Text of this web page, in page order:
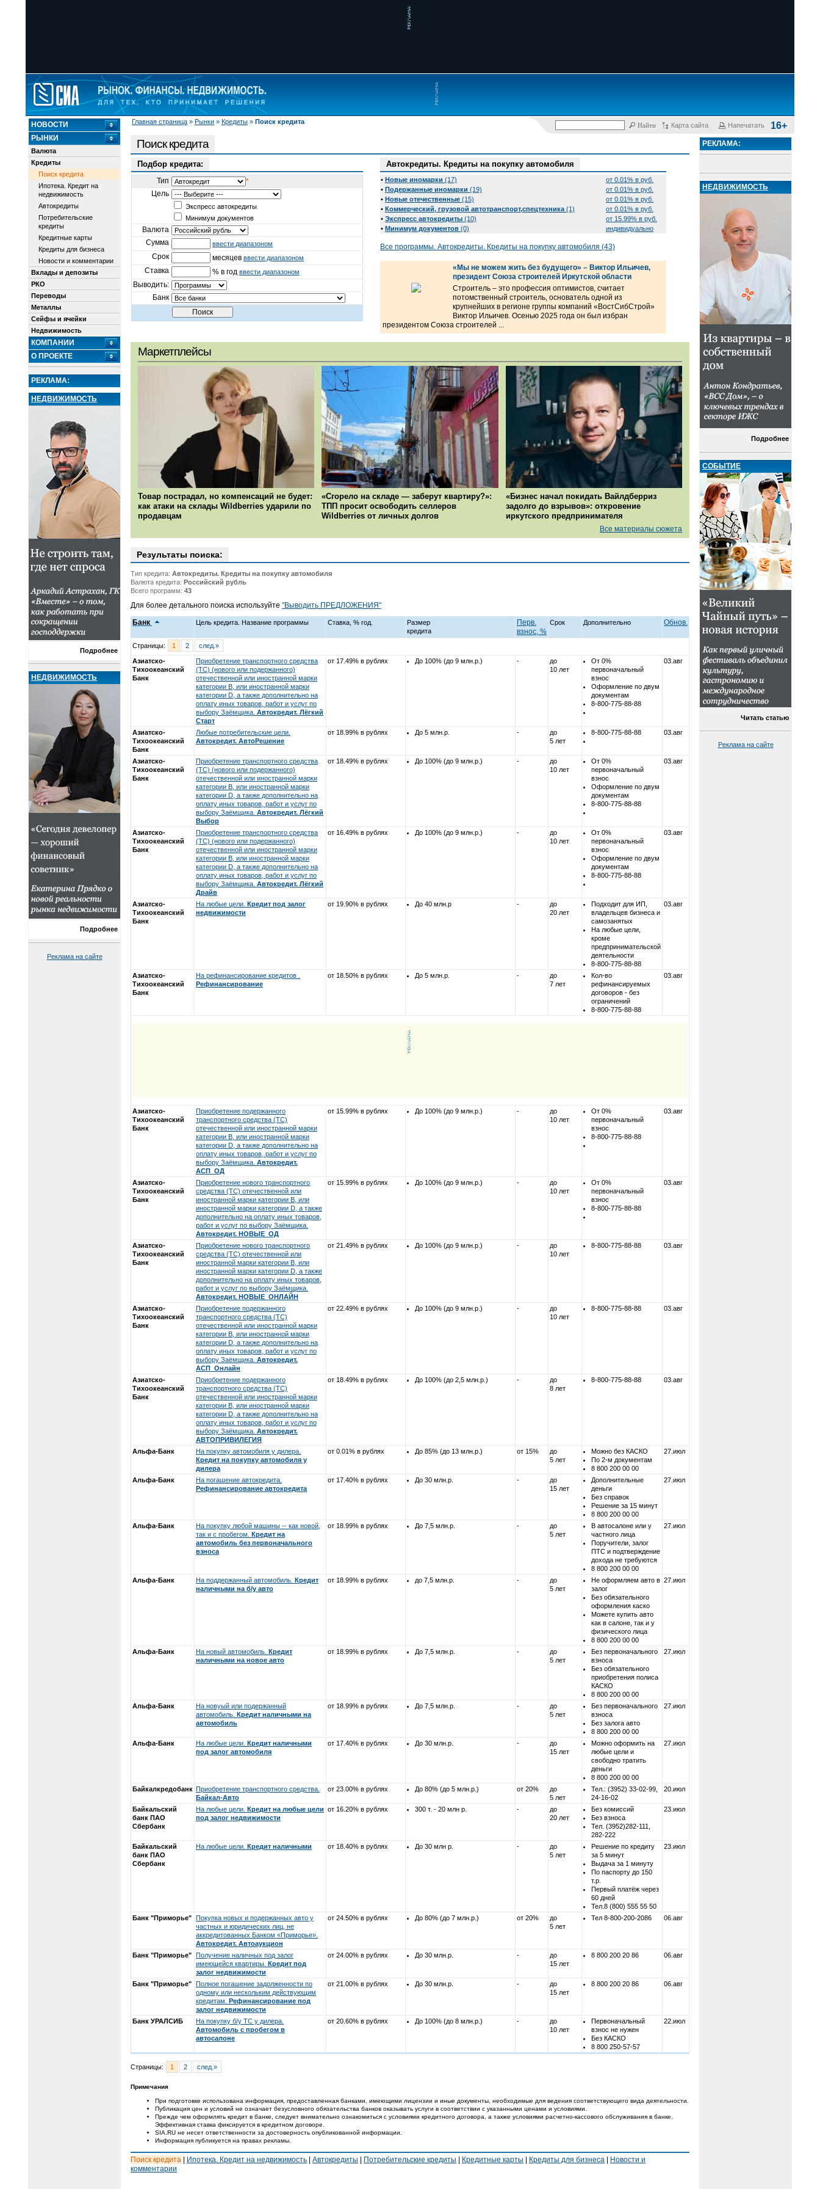
Главная страница » Рынки » Кредиты » Поиск кредита
Карта сайта Напечатать 16+
НОВОСТИ
РЫНКИ
Валюта
Кредиты
Поиск кредита
Ипотека. Кредит на
недвижимость
Автокредиты
Потребительские
кредиты
Кредитные карты
Кредиты для бизнеса
Новости и комментарии
Вклады и депозиты
РКО
Переводы
Металлы
Сейфы и ячейки
Недвижимость
КОМПАНИИ
О ПРОЕКТЕ
РЕКЛАМА:
НЕДВИЖИМОСТЬ
Подробнее
НЕДВИЖИМОСТЬ
Подробнее
Реклама на сайте
Поиск кредита
Подбор кредита:
Тип
*
Цель
Экспресс автокредиты
Минимум документов
Валюта
Сумма
ввести диапазоном
Срок месяцев ввести диапазоном
Ставка % в год ввести диапазоном
Выводить:
Банк
Автокредиты. Кредиты на покупку автомобиля
• Новые иномарки (17)
от 0.01% в руб.
• Подержанные иномарки (19)
от 0.01% в руб.
• Новые отечественные (15)
от 0.01% в руб.
• Коммерческий, грузовой автотранспорт,спецтехника (1)
от 0.01% в руб.
• Экспресс автокредиты (10)
от 15.99% в руб.
• Минимум документов (0) индивидуально
Все программы. Автокредиты. Кредиты на покупку автомобиля (43)
«Мы не можем жить без будущего» – Виктор Ильичев,
президент Союза строителей Иркутской области
Строитель – это профессия оптимистов, считает
потомственный строитель, основатель одной из
крупнейших в регионе группы компаний «ВостСибСтрой»
Виктор Ильичев. Осенью 2025 года он был избран
президентом Союза строителей ...
Маркетплейсы
Товар пострадал, но компенсаций не будет:
как атаки на склады Wildberries ударили по
продавцам
«Сгорело на складе — заберут квартиру?»:
ТПП просит освободить селлеров
Wildberries от личных долгов
«Бизнес начал покидать Вайлдберриз
задолго до взрывов»: откровение
иркутского предпринимателя
Все материалы сюжета
Результаты поиска:
Тип кредита: Автокредиты. Кредиты на покупку автомобиля
Валюта кредита: Российский рубль
Всего программ: 43
Для более детального поиска используйте "Выводить ПРЕДЛОЖЕНИЯ"
Банк
Цель кредита. Название программы Ставка, % год.
Размер
кредита
Перв.
взнос, %
Срок Дополнительно Обнов.
Страницы: 1 2 след.»
Азиатско-
Тихоокеанский
Банк
Приобретение транспортного средства
(ТС) (нового или подержанного)
отечественной или иностранной марки
категории В, или иностранной марки
категории D, а также дополнительно на
оплату иных товаров, работ и услуг по
выбору Заёмщика. Автокредит. Лёгкий
Старт
от 17.49% в рублях До 100% (до 9 млн.р.) -
до
10 лет
От 0%
первоначальный
взнос
Оформление по двум
документам
8-800-775-88-88
03.авг
Азиатско-
Тихоокеанский
Банк
Любые потребительские цели.
Автокредит. АвтоРешение
от 18.99% в рублях До 5 млн.р. -
до
5 лет
8-800-775-88-88 03.авг
Азиатско-
Тихоокеанский
Банк
Приобретение транспортного средства
(ТС) (нового или подержанного)
отечественной или иностранной марки
категории В, или иностранной марки
категории D, а также дополнительно на
оплату иных товаров, работ и услуг по
выбору Заёмщика. Автокредит. Лёгкий
Выбор
от 18.49% в рублях До 100% (до 9 млн.р.) -
до
10 лет
От 0%
первоначальный
взнос
Оформление по двум
документам
8-800-775-88-88
03.авг
Азиатско-
Тихоокеанский
Банк
Приобретение транспортного средства
(ТС) (нового или подержанного)
отечественной или иностранной марки
категории В, или иностранной марки
категории D, а также дополнительно на
оплату иных товаров, работ и услуг по
выбору Заёмщика. Автокредит. Лёгкий
Драйв
от 16.49% в рублях До 100% (до 9 млн.р.) -
до
10 лет
От 0%
первоначальный
взнос
Оформление по двум
документам
8-800-775-88-88
03.авг
Азиатско-
Тихоокеанский
Банк
На любые цели. Кредит под залог
недвижимости
от 19.90% в рублях До 40 млн.р -
до
20 лет
Подходит для ИП,
владельцев бизнеса и
самозанятых
На любые цели,
кроме
предпринимательской
деятельности
8-800-775-88-88
03.авг
Азиатско-
Тихоокеанский
Банк
На рефинансирование кредитов .
Рефинансирование
от 18.50% в рублях До 5 млн.р. -
до
7 лет
Кол-во
рефинансируемых
договоров - без
ограничений
8-800-775-88-88
03.авг
Азиатско-
Тихоокеанский
Банк
Приобретение подержанного
транспортного средства (ТС)
отечественной или иностранной марки
категории В, или иностранной марки
категории D, а также дополнительно на
оплату иных товаров, работ и услуг по
выбору Заёмщика. Автокредит.
АСП_ОД
от 15.99% в рублях До 100% (до 9 млн.р.) -
до
10 лет
От 0%
первоначальный
взнос
8-800-775-88-88
03.авг
Азиатско-
Тихоокеанский
Банк
Приобретение нового транспортного
средства (ТС) отечественной или
иностранной марки категории В, или
иностранной марки категории D, а также
дополнительно на оплату иных товаров,
работ и услуг по выбору Заёмщика.
Автокредит. НОВЫЕ_ОД
от 15.99% в рублях До 100% (до 9 млн.р.) -
до
10 лет
От 0%
первоначальный
взнос
8-800-775-88-88
03.авг
Азиатско-
Тихоокеанский
Банк
Приобретение нового транспортного
средства (ТС) отечественной или
иностранной марки категории В, или
иностранной марки категории D, а также
дополнительно на оплату иных товаров,
работ и услуг по выбору Заёмщика.
Автокредит. НОВЫЕ_ОНЛАЙН
от 21.49% в рублях До 100% (до 9 млн.р.) -
до
10 лет
8-800-775-88-88 03.авг
Азиатско-
Тихоокеанский
Банк
Приобретение подержанного
транспортного средства (ТС)
отечественной или иностранной марки
категории В, или иностранной марки
категории D, а также дополнительно на
оплату иных товаров, работ и услуг по
выбору Заёмщика. Автокредит.
АСП_Онлайн
от 22.49% в рублях До 100% (до 9 млн.р.) -
до
10 лет
8-800-775-88-88 03.авг
Азиатско-
Тихоокеанский
Банк
Приобретение подержанного
транспортного средства (ТС)
отечественной или иностранной марки
категории В, или иностранной марки
категории D, а также дополнительно на
оплату иных товаров, работ и услуг по
выбору Заёмщика. Автокредит.
АВТОПРИВИЛЕГИЯ
от 18.49% в рублях До 100% (до 2,5 млн.р.) -
до
8 лет
8-800-775-88-88 03.авг
Альфа-Банк
На покупку автомобиля у дилера.
Кредит на покупку автомобиля у
дилера
от 0.01% в рублях До 85% (до 13 млн.р.) от 15%
до
5 лет
Можно без КАСКО
По 2-м документам
8 800 200 00 00
27.июл
Альфа-Банк
На погашение автокредита.
Рефинансирование автокредита
от 17.40% в рублях До 30 млн.р. -
до
15 лет
Дополнительные
деньги
Без справок
Решение за 15 минут
8 800 200 00 00
27.июл
Альфа-Банк
На покупку любой машины -- как новой,
так и с пробегом. Кредит на
автомобиль без первоначального
взноса
от 18.99% в рублях До 7,5 млн.р. -
до
5 лет
В автосалоне или у
частного лица
Поручители, залог
ПТС и подтверждение
дохода не требуются
8 800 200 00 00
27.июл
Альфа-Банк На поддержанный автомобиль. Кредит
наличными на б/у авто
от 18.99% в рублях до 7,5 млн.р. -
до
5 лет
Не оформляем авто в
залог
Без обязательного
оформления каско
Можете купить авто
как в салоне, так и у
физического лица
8 800 200 00 00
27.июл
Альфа-Банк На новый автомобиль. Кредит
наличными на новое авто
от 18.99% в рублях До 7,5 млн.р. -
до
5 лет
Без первоначального
взноса
Без обязательного
приобретения полиса
КАСКО
8 800 200 00 00
27.июл
Альфа-Банк
На новуый или подержанный
автомобиль. Кредит наличными на
автомобиль
от 18.99% в рублях До 7,5 млн.р. -
до
5 лет
Без первоначального
взноса
Без залога авто
8 800 200 00 00
27.июл
Альфа-Банк На любые цели. Кредит наличными
под залог автомобиля
от 17.40% в рублях До 30 млн.р. -
до
15 лет
Можно оформить на
любые цели и
свободно тратить
деньги
8 800 200 00 00
27.июл
Байкалкредобанк Приобретение транспортного средства.
Байкал-Авто
от 23.00% в рублях До 80% (до 5 млн.р.) от 20%
до
5 лет
Тел.: (3952) 33-02-99,
24-16-02
20.июл
Байкальский
банк ПАО
Сбербанк
На любые цели. Кредит на любые цели
под залог недвижимости
от 16.20% в рублях 300 т. - 20 млн р. -
до
20 лет
Без комиссий
Без взноса
Тел. (3952)282-111,
282-222
23.июл
Байкальский
банк ПАО
Сбербанк
На любые цели. Кредит наличными от 18.40% в рублях До 30 млн р. -
до
5 лет
Решение по кредиту
за 5 минут
Выдача за 1 минуту
По паспорту до 150
т.р.
Первый платёж через
60 дней
Тел.8 (800) 555 55 50
23.июл
Банк "Приморье" Покупка новых и подержанных авто у
частных и юридических лиц, не
аккредитованных Банком «Приморье».
Автокредит. Автоаукцион
от 24.50% в рублях До 80% (до 7 млн.р.) от 20%
до
5 лет
Тел 8-800-200-2086 06.авг
Банк "Приморье" Получение наличных под залог
имеющейся квартиры. Кредит под
залог недвижимости
от 24.00% в рублях До 30 млн.р. -
до
15 лет
8 800 200 20 86 06.авг
Банк "Приморье" Полное погашение задолженности по
одному или нескольким действующим
кредитам. Рефинансирование под
залог недвижимости
от 21.00% в рублях До 30 млн.р. -
до
15 лет
8 800 200 20 86 06.авг
Банк УРАЛСИБ
На покупку б/у ТС у дилера.
Автомобиль с пробегом в
автосалоне
от 20.60% в рублях До 100% (до 8 млн.р.) -
до
10 лет
Первоначальный
взнос не нужен
Без КАСКО
8 800 250-57-57
22.июл
Страницы: 1 2 след.»
Примечания
При подготовке использована информация, предоставленная банками, имеющими лицензии и иные документы, необходимые для ведения соответствующего вида деятельности.
Публикация цен и условий не означает безусловного обязательства банков оказывать услуги в соответствии с указанными ценами и условиями.
Прежде чем оформлять кредит в банке, следует внимательно ознакомиться с условиями кредитного договора, а также условиями расчетно-кассового обслуживания в банке.
Эффективная ставка фиксируется в кредитном договоре.
SIA.RU не несет ответственности за достоверность опубликованной информации.
Информация публикуется на правах рекламы.
Поиск кредита Ипотека. Кредит на недвижимость Автокредиты Потребительские кредиты Кредитные карты Кредиты для бизнеса
Новости и
комментарии
РЕКЛАМА:
НЕДВИЖИМОСТЬ
Подробнее
СОБЫТИЕ
Читать статью
Реклама на сайте